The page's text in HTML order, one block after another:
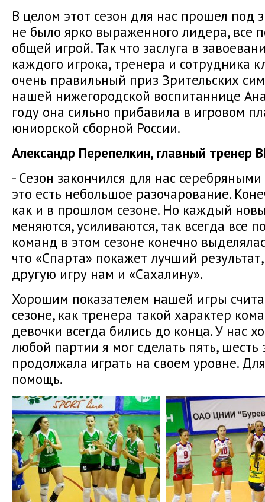
В целом этот сезон для нас прошел под
не было ярко выраженного лидера,
общей игрой. Так что заслуга в
каждого игрока, тренера и сотрудника
очень правильный приз Зрительских
нашей нижегородской воспитаннице
году она сильно прибавила в игровом
юниорской сборной России.
Александр Перепелкин, главный тренер
- Сезон закончился для нас
это есть небольшое разочарование.
как и в прошлом сезоне. Но каждый
меняются, усиливаются, так всегда все
команд в этом сезоне конечно
что «Спарта» покажет лучший
другую игру нам и «Сахалину».
Хорошим показателем нашей игры
сезоне, как тренера такой характер
девочки всегда бились до конца. У нас
любой партии я мог сделать пять,
продолжала играть на своем уровне.
помощь.